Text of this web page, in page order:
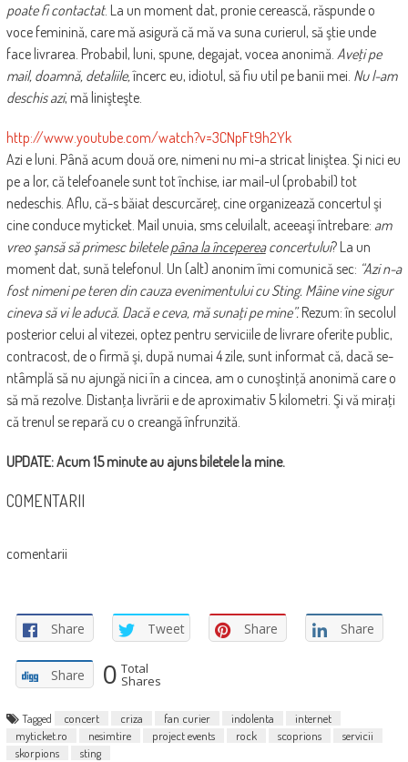
poate fi contactat. La un moment dat, pronie cerească, răspunde o
voce feminină, care mă asigură că mă va suna curierul, să ştie unde
face livrarea. Probabil, luni, spune, degajat, vocea anonimă. Aveţi pe
mail, doamnă, detaliile,încerc eu, idiotul, să fiu util pe banii mei. Nu l-am
deschis azi, mă linişteşte.
http://www.youtube.com/watch?v=3CNpFt9h2Yk
Azi e luni. Până acum două ore, nimeni nu mi-a stricat liniştea. Şi nici eu
pe a lor, că telefoanele sunt tot închise, iar mail-ul (probabil) tot
nedeschis. Aflu, că-s băiat descurcăreţ, cine organizează concertul şi
cine conduce myticket. Mail unuia, sms celuilalt, aceeaşi întrebare: am
vreo şansă să primesc biletelepâna la începereaconcertului? La un
moment dat, sună telefonul. Un (alt) anonim îmi comunică sec: “Azi n-a
fost nimeni pe teren din cauza evenimentului cu Sting. Mâine vine sigur
cineva să vi le aducă. Dacă e ceva, mă sunaţi pe mine”.Rezum: în secolul
posterior celui al vitezei, optez pentru serviciile de livrare oferite public,
contracost, de o firmă şi, după numai 4 zile, sunt informat că, dacă se-
ntâmplă să nu ajungă nici în a cincea, am o cunoştinţă anonimă care o
să mă rezolve. Distanţa livrării e de aproximativ 5 kilometri. Şi vă miraţi
că trenul se repară cu o creangă înfrunzită.
UPDATE: Acum 15 minute au ajuns biletele la mine.
COMENTARII
comentarii
Share Tweet Share Share
Share 0 Total
Shares
Tagged concert criza fan curier indolenta
internet
myticket.ro
nesimtire project events rock scoprions
servicii
skorpions
sting